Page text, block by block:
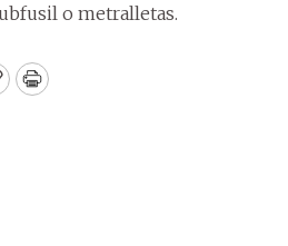
o metralletas.
Print